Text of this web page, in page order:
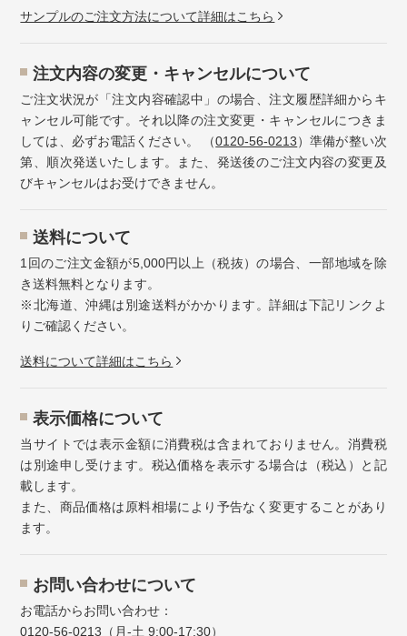
サンプルのご注文方法について詳細はこちら
注⽂内容の変更・キャンセルについて
ご注文状況が「注文内容確認中」の場合、注文履歴詳細からキ
ャンセル可能です。それ以降の注文変更・キャンセルにつきま
しては、必ずお電話ください。 （0120-56-0213）準備が整い次
第、順次発送いたします。また、発送後のご注文内容の変更及
びキャンセルはお受けできません。
送料について
1回のご注文金額が5,000円以上（税抜）の場合、一部地域を除
き送料無料となります。
※北海道、沖縄は別途送料がかかります。詳細は下記リンクよ
りご確認ください。
送料について詳細はこちら
表示価格について
当サイトでは表示金額に消費税は含まれておりません。消費税
は別途申し受けます。税込価格を表示する場合は（税込）と記
載します。
また、商品価格は原料相場により予告なく変更することがあり
ます。
お問い合わせについて
お電話からお問い合わせ：
0120-56-0213 （月-土 9:00-17:30）